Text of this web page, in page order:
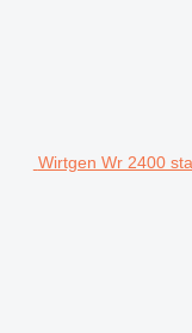
Wirtgen Wr 2400